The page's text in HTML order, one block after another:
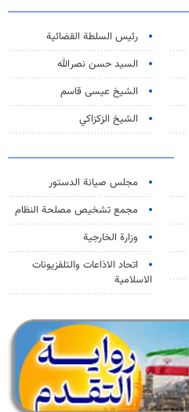
رئیس السلطة القضائیة
السيد حسن نصرالله
الشيخ عيسى قاسم
الشيخ الزكزاكي
مجلس صيانة الدستور
مجمع تشخيص مصلحة النظام
وزارة الخارجية
اتحاد الاذاعات والتلفزيونات
الاسلامية